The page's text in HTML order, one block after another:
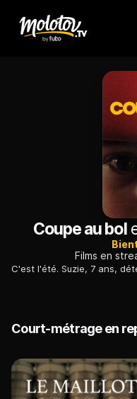
Coupe au bol
Films en
Court-métrage en